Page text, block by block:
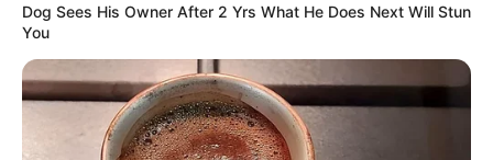
Dog Sees His Owner After 2 Yrs What He Does Next Will Stun
You